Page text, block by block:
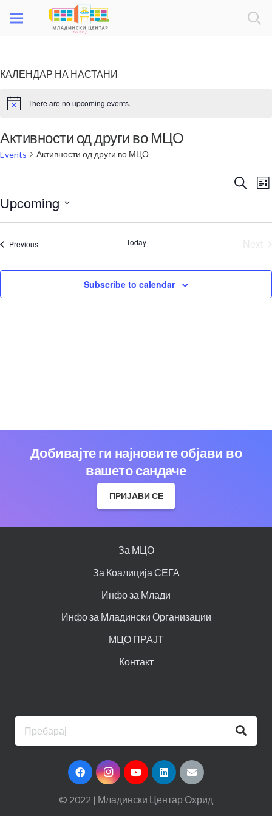
КАЛЕНДАР НА НАСТАНИ
Notice There are no upcoming events.
Активности од други во МЦО
Events Активности од други во МЦО
and
Search
List
Events
Upcoming
Select
PreviousEvents Today
Subscribe to calendar
Добивајте ги најновите објави во
вашето сандаче
ПРИЈАВИ СЕ
За МЦО
За Коалиција СЕГА
Инфо за Млади
Инфо за Младински Организации
МЦО ПРАЈТ
Контакт
© 2022 | Младински Центар Охрид